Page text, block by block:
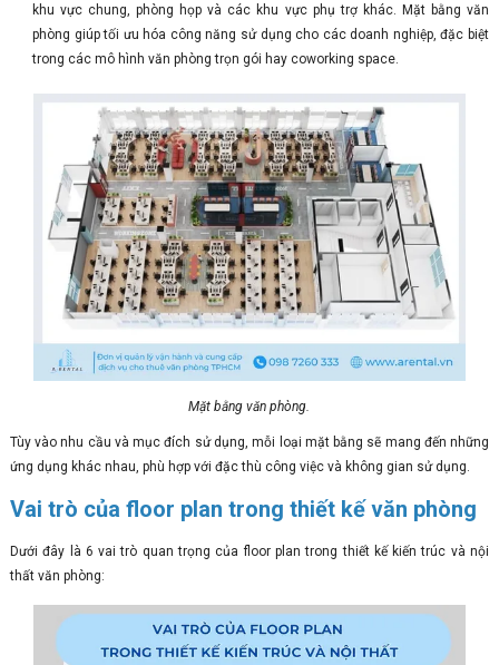
khu vực chung, phòng họp và các khu vực phụ trợ khác. Mặt bằng văn
phòng giúp tối ưu hóa công năng sử dụng cho các doanh nghiệp, đặc biệt
trong các mô hình văn phòng trọn gói hay coworking space.
Mặt bằng văn phòng.
Tùy vào nhu cầu và mục đích sử dụng, mỗi loại mặt bằng sẽ mang đến những
ứng dụng khác nhau, phù hợp với đặc thù công việc và không gian sử dụng.
Vai trò của floor plan trong thiết kế văn phòng
Dưới đây là 6 vai trò quan trọng của floor plan trong thiết kế kiến trúc và nội
thất văn phòng: